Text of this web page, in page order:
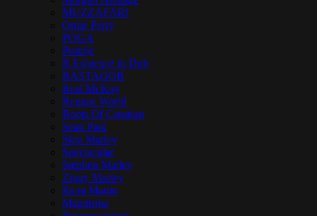
MUZZAFARI
Omar Perry
POGA
Protoje
R.Esistence in Dub
RASTAGOR
Real McKoy
Reggae World
Roots Of Creation
Sean Paul
Skip Marley
Spectacular
Stephen Marley
Ziggy Marley
Коля Маню
Марлины